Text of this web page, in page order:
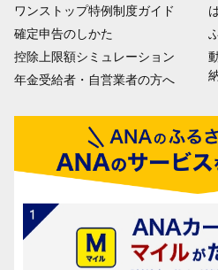
ワンストップ特例制度ガイド
確定申告のしかた
控除上限額シミュレーション
年金受給者・自営業者の方へ